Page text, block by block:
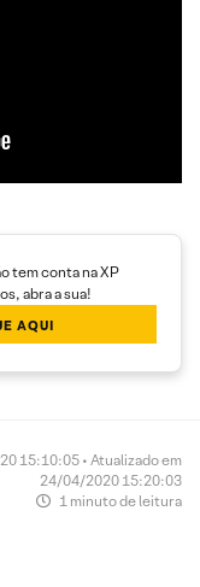
tem conta na XP
abra a sua!
AQUI
15:10:05 • Atualizado em
24/04/2020 15:20:03
1 minuto de leitura